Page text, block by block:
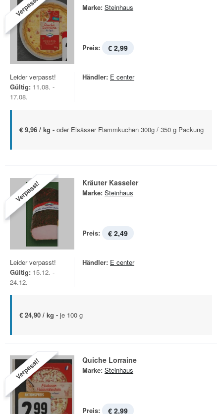
Verpasst! Marke: Steinhaus
Preis: € 2,99
Leider verpasst!
Gültig: 11.08. -
17.08.
Händler: E center
€ 9,96 / kg - oder Elsässer Flammkuchen 300g / 350 g Packung
Verpasst! Kräuter Kasseler
Marke: Steinhaus
Preis: € 2,49
Leider verpasst!
Gültig: 15.12. -
24.12.
Händler: E center
€ 24,90 / kg - je 100 g
Verpasst! Quiche Lorraine
Marke: Steinhaus
Preis: € 2,99